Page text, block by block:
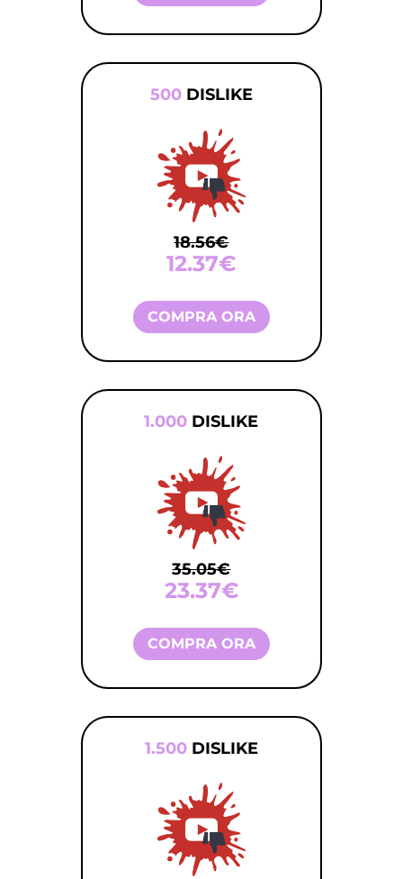
500 DISLIKE
18.56€
12.37€
COMPRA ORA
1.000 DISLIKE
35.05€
23.37€
COMPRA ORA
1.500DISLIKE